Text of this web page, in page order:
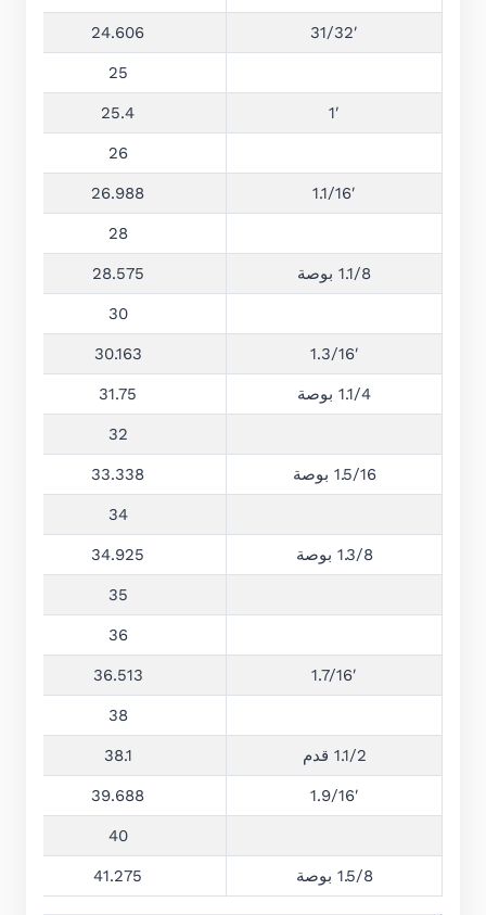
31/32′
24.606
25
1′
25.4
26
1.1/16′
26.988
28
1.1/8 بوصة 28.575
30
1.3/16′
30.163
1.1/4 بوصة 31.75
32
1.5/16 بوصة 33.338
34
1.3/8 بوصة 34.925
35
36
1.7/16′
36.513
38
1.1/2 قدم 38.1
1.9/16′
39.688
40
1.5/8 بوصة 41.275